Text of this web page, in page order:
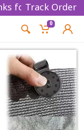
Track Order
0